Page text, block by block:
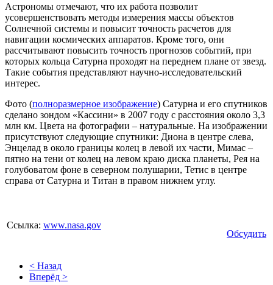
Астрономы отмечают, что их работа позволит
усовершенствовать методы измерения массы объектов
Солнечной системы и повысит точность расчетов для
навигации космических аппаратов. Кроме того, они
рассчитывают повысить точность прогнозов событий, при
которых кольца Сатурна проходят на переднем плане от звезд.
Такие события представляют научно-исследовательский
интерес.
Фото (полноразмерное изображение) Сатурна и его спутников
сделано зондом «Кассини» в 2007 году с расстояния около 3,3
млн км. Цвета на фотографии – натуральные. На изображении
присутствуют следующие спутники: Диона в центре слева,
Энцелад в около границы колец в левой их части, Мимас –
пятно на тени от колец на левом краю диска планеты, Рея на
голубоватом фоне в северном полушарии, Тетис в центре
справа от Сатурна и Титан в правом нижнем углу.
Ссылка: www.nasa.gov
Обсудить
< Назад
Вперёд >